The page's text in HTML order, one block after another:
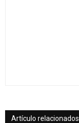
Artículo relacionados